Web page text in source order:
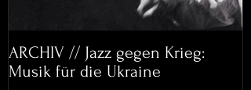
ARCHIV // Jazz gegen Krieg:
Musik für die Ukraine